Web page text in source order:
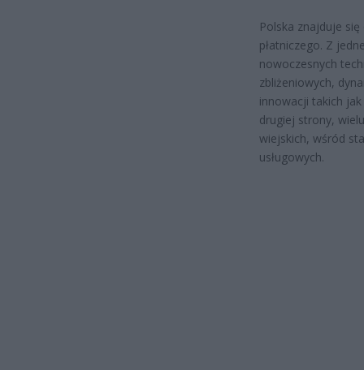
Polska znajduje
płatniczego. Z
nowoczesnych
zbliżeniowych,
innowacji takich
drugiej strony,
wiejskich, wśród
usługowych.